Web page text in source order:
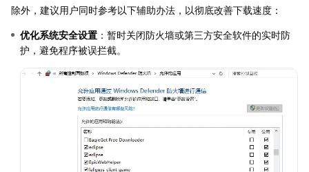
除外，建议用户同时参考以下辅助办法，以彻底改善下载速度：
优化系统安全设置 ：暂时关闭防火墙或第三方安全软件的实时防
护，避免程序被误拦截。